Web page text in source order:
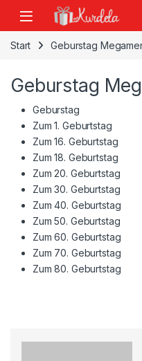
Skip to navigation
Skip to content
Start Geburstag
Geburstag
Geburstag
Zum 1. Geburtstag
Zum 16. Geburtstag
Zum 18. Geburtstag
Zum 20. Geburtstag
Zum 30. Geburtstag
Zum 40. Geburtstag
Zum 50. Geburtstag
Zum 60. Geburtstag
Zum 70. Geburtstag
Zum 80. Geburtstag